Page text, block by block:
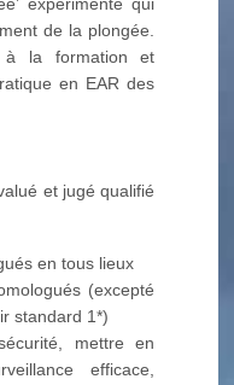
de la plongée.
à la formation et
en EAR des
et jugé qualifié
en tous lieux
(excepté
standard 1*)
mettre en
efficace,